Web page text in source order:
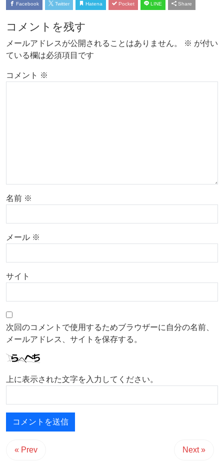
Facebook Twitter Hatena Pocket LINE Share
コメントを残す
メールアドレスが公開されることはありません。 ※ が付い
ている欄は必須項目です
コメント ※
名前 ※
メール ※
サイト
次回のコメントで使用するためブラウザーに自分の名前、
メールアドレス、サイトを保存する。
上に表示された文字を入力してください。
« Prev Next »